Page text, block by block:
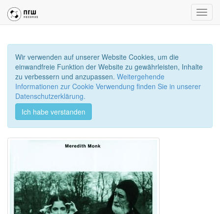
Wir verwenden auf unserer Website Cookies, um die
einwandfreie Funktion der Website zu gewährleisten, Inhalte
zu verbessern und anzupassen. Weitergehende
Informationen zur Cookie Verwendung finden Sie in unserer
Datenschutzerklärung.
Ich habe verstanden